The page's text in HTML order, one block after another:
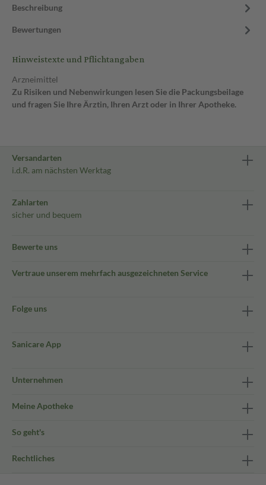
Beschreibung
Bewertungen
Hinweistexte und Pflichtangaben
Arzneimittel
Zu Risiken und Nebenwirkungen lesen Sie die Packungsbeilage
und fragen Sie Ihre Ärztin, Ihren Arzt oder in Ihrer Apotheke.
Versandarten
i.d.R. am nächsten Werktag
Zahlarten
sicher und bequem
Bewerte uns
Vertraue unserem mehrfach ausgezeichneten Service
Folge uns
Sanicare App
Unternehmen
Meine Apotheke
So geht's
Rechtliches